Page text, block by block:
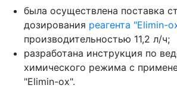
была осуществлена поставка
дозирования реагента "Elimin-
производительностью 11,2 л/ч;
разработана инструкция по
химического режима с
"Elimin-ox".